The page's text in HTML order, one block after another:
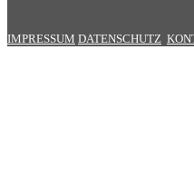
IMPRESSUM DATENSCHUTZ